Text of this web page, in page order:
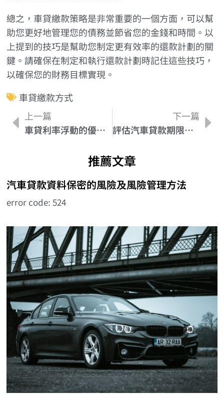
總之，車貸繳款策略是非常重要的一個方面，可以幫
助您更好地管理您的債務並節省您的金錢和時間。以
上提到的技巧是幫助您制定更有效率的還款計劃的關
鍵。請確保在制定和執行還款計劃時記住這些技巧，
以確保您的財務目標實現。
車貸繳款方式
上一篇
車貸利率浮動的優勢與風險：關鍵需知
下一篇
評估汽車貸款期限：關鍵指標和預測
推薦文章
汽車貸款資料保密的風險及風險管理方法
error code: 524